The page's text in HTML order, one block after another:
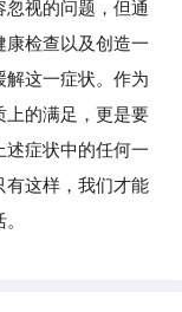
视的问题，但通
检查以及创造一
这一症状。作为
上的满足，更是要
述症状中的任何一
有这样，我们才能